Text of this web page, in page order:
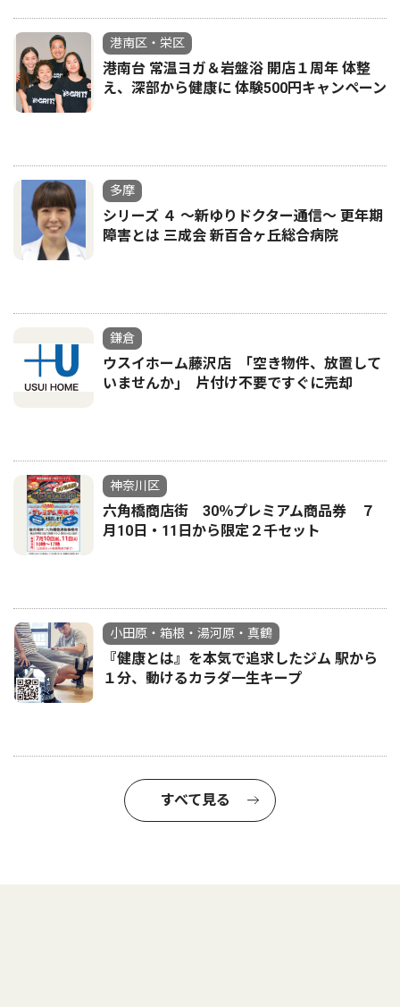
港南区・栄区
港南台 常温ヨガ＆岩盤浴 開店１周年 体整
え、深部から健康に 体験500円キャンペーン
多摩
シリーズ ４ ～新ゆりドクター通信～ 更年期
障害とは 三成会 新百合ヶ丘総合病院
鎌倉
ウスイホーム藤沢店 ｢空き物件、放置して
いませんか｣ 片付け不要ですぐに売却
神奈川区
六角橋商店街 30％プレミアム商品券 ７
月10日・11日から限定２千セット
小田原・箱根・湯河原・真鶴
『健康とは』を本気で追求したジム 駅から
１分、動けるカラダ一生キープ
すべて見る